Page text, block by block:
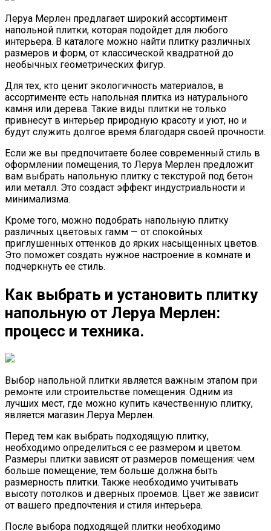
Леруа Мерлен предлагает широкий ассортимент
напольной плитки, которая подойдет для любого
интерьера. В каталоге можно найти плитку различных
размеров и форм, от классической квадратной до
необычных геометрических фигур.
Для тех, кто ценит экологичность материалов, в
ассортименте есть напольная плитка из натурального
камня или дерева. Такие виды плитки не только
привнесут в интерьер природную красоту и уют, но и
будут служить долгое время благодаря своей прочности.
Если же вы предпочитаете более современный стиль в
оформлении помещения, то Леруа Мерлен предложит
вам выбрать напольную плитку с текстурой под бетон
или металл. Это создаст эффект индустриальности и
минимализма.
Кроме того, можно подобрать напольную плитку
различных цветовых гамм — от спокойных
приглушенных оттенков до ярких насыщенных цветов.
Это поможет создать нужное настроение в комнате и
подчеркнуть ее стиль.
Как выбрать и установить плитку
напольную от Леруа Мерлен:
процесс и техника.
Выбор напольной плитки является важным этапом при
ремонте или строительстве помещения. Одним из
лучших мест, где можно купить качественную плитку,
является магазин Леруа Мерлен.
Перед тем как выбрать подходящую плитку,
необходимо определиться с ее размером и цветом.
Размеры плитки зависят от размеров помещения: чем
больше помещение, тем больше должна быть
размерность плитки. Также необходимо учитывать
высоту потолков и дверных проемов. Цвет же зависит
от вашего предпочтения и стиля интерьера.
После выбора подходящей плитки необходимо